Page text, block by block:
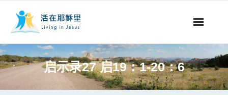
事工概要
启示录27 启19：1-20：6